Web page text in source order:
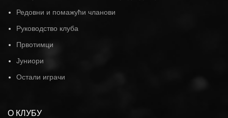
Редовни и помажући чланови
Руководство клуба
Првотимци
Јуниори
Остали играчи
О КЛУБУ